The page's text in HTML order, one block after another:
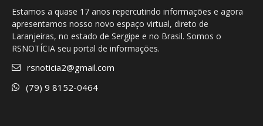
Estamos a quase 17 anos repercutindo informações e agora
apresentamos nosso novo espaço virtual, direto de
Laranjeiras, no estado de Sergipe e no Brasil. Somos o
RSNOTÍCIA seu portal de informações.
rsnoticia2@gmail.com
(79) 9 8152-0464